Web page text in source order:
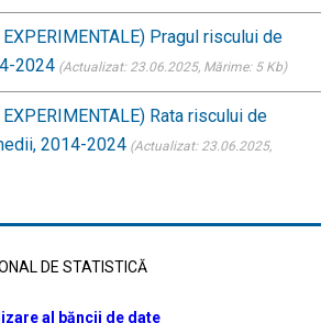
Pragul riscului de
2024 (Actualizat: 23.06.2025, Mărime: 5 Kb)
Rata riscului de
2014-2024 (Actualizat: 23.06.2025,
DE STATISTICĂ
al băncii de date